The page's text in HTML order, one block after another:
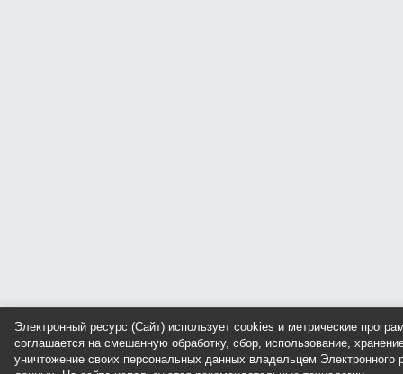
Электронный ресурс (Сайт) использует cookies и метрические
соглашается на смешанную обработку, сбор, использование,
уничтожение своих персональных данных владельцем Электронного